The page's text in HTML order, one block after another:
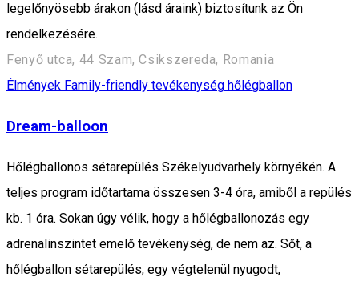
legelőnyösebb árakon (lásd áraink) biztosítunk az Ön
rendelkezésére.
Fenyő utca, 44 Szam, Csikszereda, Romania
Élmények Family-friendly tevékenység hőlégballon
Dream-balloon
Hőlégballonos sétarepülés Székelyudvarhely környékén. A
teljes program időtartama összesen 3-4 óra, amiből a repülés
kb. 1 óra. Sokan úgy vélik, hogy a hőlégballonozás egy
adrenalinszintet emelő tevékenység, de nem az. Sőt, a
hőlégballon sétarepülés, egy végtelenül nyugodt,